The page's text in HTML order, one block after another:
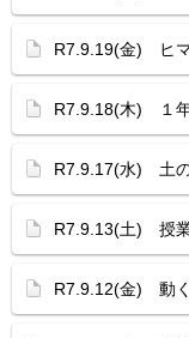
R7.9.19(金) ヒ
R7.9.18(木) １
R7.9.17(水) 土
R7.9.13(土) 授
R7.9.12(金) 動